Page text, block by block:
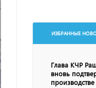
ИЗБРАННЫЕ
Глава КЧР
вновь